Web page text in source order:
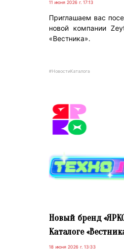
11 июня 2026 г. 17:13
Приглашаем вас
новой компании
«Вестника».
#НовостиКаталога
Новый бренд
Каталоге
18 июня 2026 г. 13:33